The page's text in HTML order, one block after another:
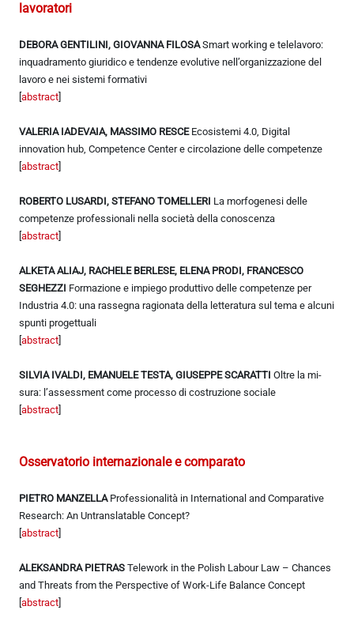
lavoratori
DEBORA GENTILINI, GIOVANNA FILOSASmart working e telelavoro:
inquadramento giuridico e tendenze evolutive nell’organizzazione del
lavoro e nei sistemi formativi
abstract
VALERIA IADEVAIA, MASSIMO RESCEEcosistemi 4.0, Digital
innovation hub, Competence Center e circolazione delle competenze
abstract
ROBERTO LUSARDI, STEFANO TOMELLERI La morfogenesi delle
competenze professionali nella società della conoscenza
abstract
ALKETA ALIAJ, RACHELE BERLESE, ELENA PRODI, FRANCESCO
SEGHEZZI Formazione e impiego produttivo delle competenze per
Industria 4.0: una rassegna ragionata della letteratura sul tema e alcuni
spunti progettuali
abstract
SILVIA IVALDI, EMANUELE TESTA, GIUSEPPE SCARATTI Oltre la mi-
sura: l’assessment come processo di costruzione sociale
abstract
Osservatorio internazionale e comparato
PIETRO MANZELLAProfessionalità in International and Comparative
Research: An Untranslatable Concept?
abstract
ALEKSANDRA PIETRAS Telework in the Polish Labour Law – Chances
and Threats from the Perspective of Work-Life Balance Concept
abstract